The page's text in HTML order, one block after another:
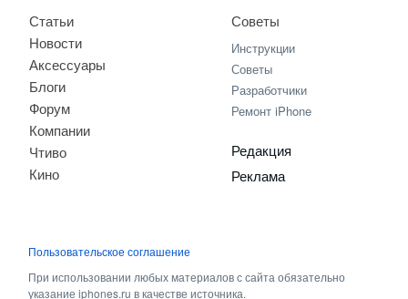
Статьи
Новости
Аксессуары
Блоги
Форум
Компании
Чтиво
Кино
Советы
Инструкции
Советы
Разработчики
Ремонт iPhone
Редакция
Реклама
Пользовательское соглашение
При использовании любых материалов с сайта обязательно
указание iphones.ru в качестве источника.